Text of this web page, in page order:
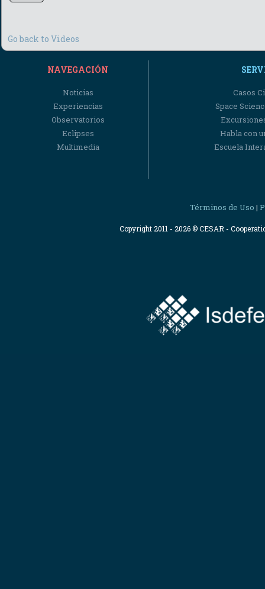
Go back to Videos
NAVEGACIÓN
Noticias
Experiencias
Observatorios
Eclipses
Multimedia
Casos
Space
Habla con
Escuela
Términos de Uso |
Copyright 2011 - 2026 © CESAR -